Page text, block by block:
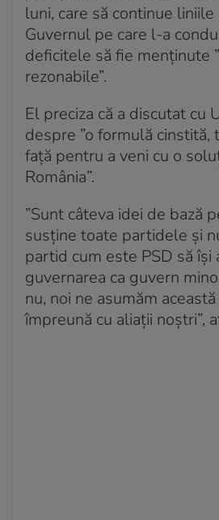
luni, care să continue
Guvernul pe care l-a
deficitele să fie menţinute
rezonabile”.
El preciza că a discutat cu
despre ”o formulă cinstită,
faţă pentru a veni cu o
România”.
”Sunt câteva idei de bază
susţine toate partidele şi
partid cum este PSD să îşi
guvernarea ca guvern
nu, noi ne asumăm
împreună cu aliaţii noştri”,